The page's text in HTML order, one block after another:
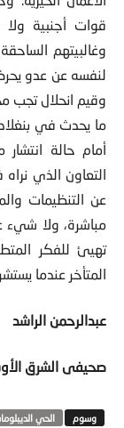
قوات أجنبية
وغالبيتهم
لنفسه عن عدو
وقيم انحلال تجب
ما يحدث في
أمام حالة
التعاون الذي
عن التنظيمات
مباشرة، ولا شيء
تهيئ للفكر
المتأخر عندما
عبدالرحمن الراشد
صحيفى الشرق
الحي